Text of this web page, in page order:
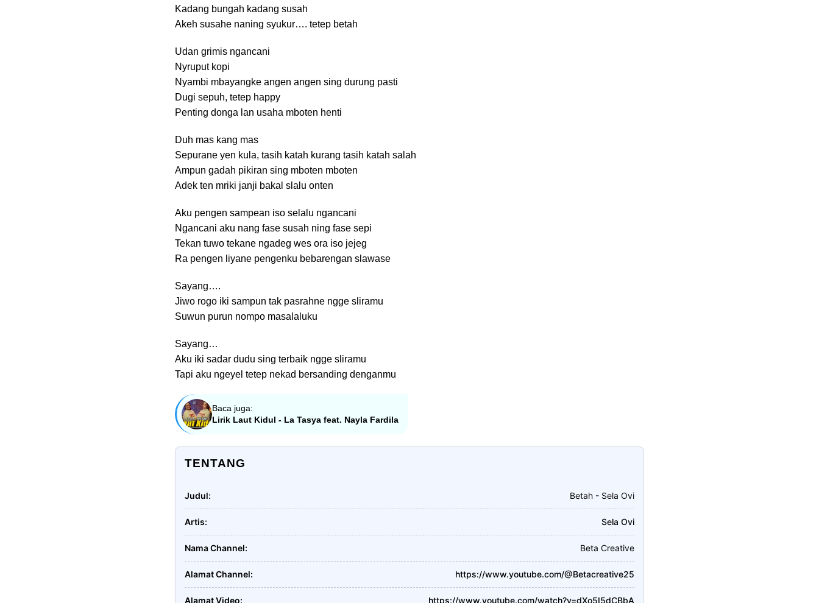
Kadang bungah kadang susah
Akeh susahe naning syukur…. tetep betah
Udan grimis ngancani
Nyruput kopi
Nyambi mbayangke angen angen sing durung pasti
Dugi sepuh, tetep happy
Penting donga lan usaha mboten henti
Duh mas kang mas
Sepurane yen kula, tasih katah kurang tasih katah salah
Ampun gadah pikiran sing mboten mboten
Adek ten mriki janji bakal slalu onten
Aku pengen sampean iso selalu ngancani
Ngancani aku nang fase susah ning fase sepi
Tekan tuwo tekane ngadeg wes ora iso jejeg
Ra pengen liyane pengenku bebarengan slawase
Sayang….
Jiwo rogo iki sampun tak pasrahne ngge sliramu
Suwun purun nompo masalaluku
Sayang…
Aku iki sadar dudu sing terbaik ngge sliramu
Tapi aku ngeyel tetep nekad bersanding denganmu
Baca juga:
Lirik Laut Kidul - La Tasya feat. Nayla Fardila
TENTANG
Judul Betah - Sela Ovi
Artis Sela Ovi
Nama Channel Beta Creative
Alamat Channel https://www.youtube.com/@Betacreative25
Alamat Video https://www.youtube.com/watch?v=dXo5I5dCBbA